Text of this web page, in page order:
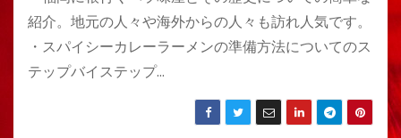
紹介。地元の人々や海外からの人々も訪れ人気です。
・スパイシーカレーラーメンの準備方法についてのス
テップバイステップ…